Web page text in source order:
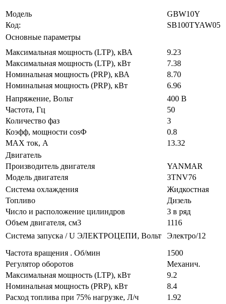
Модель
GBW10Y
Код:
SB100TYAW05
Основные параметры
Максимальная мощность (LTP), кВА
9.23
Максимальная мощность (LTP), кВт
7.38
Номинальная мощность (PRP), кВА
8.70
Номинальная мощность (PRP), кВт
6.96
Напряжение, Вольт
400 В
Частота, Гц
50
Количество фаз
3
Коэфф, мощности cosФ
0.8
MAX ток, А
13.32
Двигатель
Производитель двигателя
YANMAR
Модель двигателя
3TNV76
Система охлаждения
Жидкостная
Топливо
Дизель
Число и расположение цилиндров
3 в ряд
Объем двигателя, см3
1116
Система запуска / U ЭЛЕКТРОЦЕПИ, Вольт
Электро/12
Частота вращения . Об/мин
1500
Регулятор оборотов
Механич.
Максимальная мощность (LTP), кВт
9.2
Номинальная мощность (PRP), кВт
8.4
Расход топлива при 75% нагрузке, Л/ч
1.92